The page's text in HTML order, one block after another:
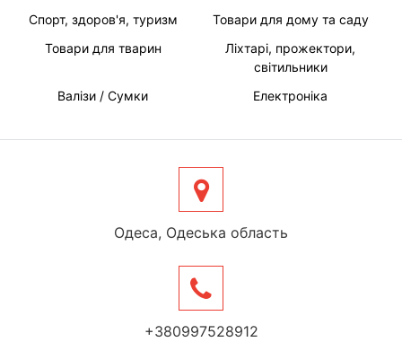
Спорт, здоров'я, туризм
Товари для дому та саду
Товари для тварин
Ліхтарі, прожектори,
світильники
Валізи / Сумки
Електроніка
Одеса, Одеська область
+380997528912